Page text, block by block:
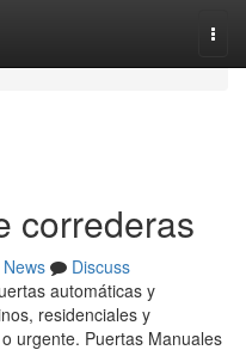
correderas
News
Discuss
automáticas y
residenciales y
urgente. Puertas Manuales